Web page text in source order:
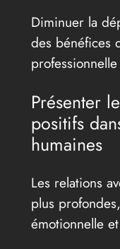
Diminuer la
des bénéfices
Présenter
positifs
humaines
Les relations
plus
émotionnelle